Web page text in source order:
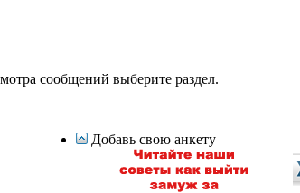
сообщений выберите раздел.
Добавь свою анкету